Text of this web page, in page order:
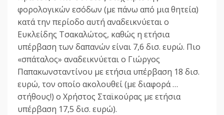
φορολογικών εσόδων (με πάνω από μια θητεία)
κατά την περίοδο αυτή αναδεικνύεται ο
Ευκλείδης Τσακαλώτος, καθώς η ετήσια
υπέρβαση των δαπανών είναι 7,6 δισ. ευρώ. Πιο
«σπάταλος» αναδεικνύεται ο Γιώργος
Παπακωνσταντίνου με ετήσια υπέρβαση 18 δισ.
ευρώ, τον οποίο ακολουθεί (με διαφορά …
στήθους!) ο Χρήστος Σταϊκούρας με ετήσια
υπέρβαση 17,5 δισ. ευρώ).